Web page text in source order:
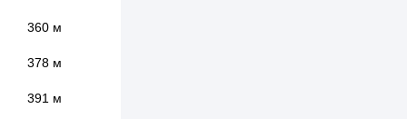
360 м
378 м
391 м